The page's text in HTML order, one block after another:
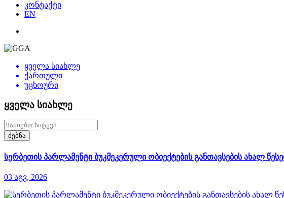
კონტაქტი
EN
ყველა სიახლე
ქართული
უცხოური
ყველა სიახლე
ძებნა
სერბეთის პარლამენტი ბუკმეკერული ობიექტების განთავსების ახალ
03 აგვ, 2026